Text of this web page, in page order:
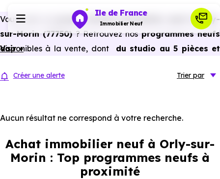
Ile de France
Immobilier Neuf
Investir
Actualités
Vous avez un
projet d’achat immobilier neuf à Orly-
sur-Morin (77750) ? Retrouvez nos programmes neufs
disponibles à la vente, dont
du studio au 5 pièces et
des avantages du neuf :PTZ, TVA réduitedans certains
énergétiques, garanties constructeur, etc.
Voir +
Créer une alerte Trier par
Aucun résultat ne correspond à votre recherche.
Achat immobilier neuf à Orly-sur-
Morin : Top programmes neufs à
proximité